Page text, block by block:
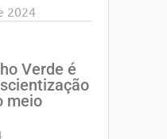
2024
Verde é
meio